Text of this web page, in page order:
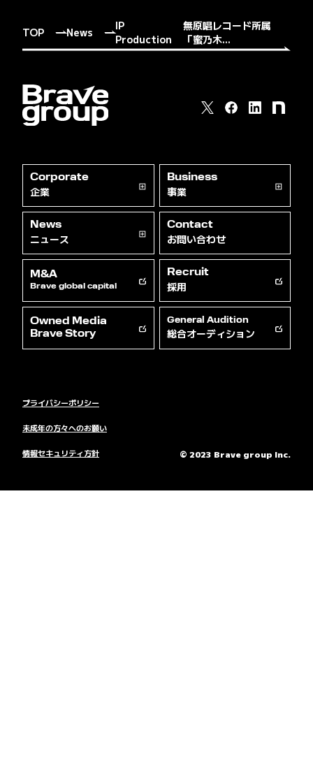
TOP News
IP
Production
無原唱レコード所属
「蜜乃木...
Corporate
企業
Business
事業
News
ニュース
Contact
お問い合わせ
M&A
Brave global capital
Recruit
採用
Owned Media
Brave Story
General Audition
総合オーディション
© 2023 Brave group Inc.
プライバシーポリシー
未成年の方々へのお願い
情報セキュリティ方針